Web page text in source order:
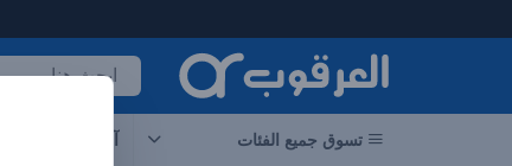
تسوق جميع الفئات